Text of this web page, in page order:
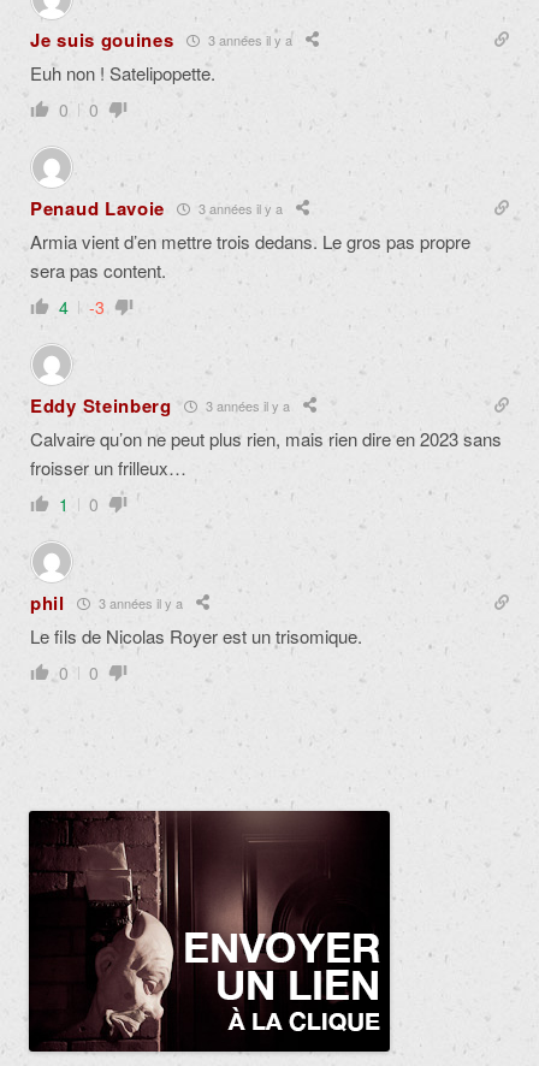
Je suis gouines 3 années il y a
Euh non ! Satelipopette.
0 0
Penaud Lavoie 3 années il y a
Armia vient d’en mettre trois dedans. Le gros pas propre
sera pas content.
4 -3
Eddy Steinberg 3 années il y a
Calvaire qu’on ne peut plus rien, mais rien dire en 2023 sans
froisser un frilleux…
1 0
phil 3 années il y a
Le fils de Nicolas Royer est un trisomique.
0 0